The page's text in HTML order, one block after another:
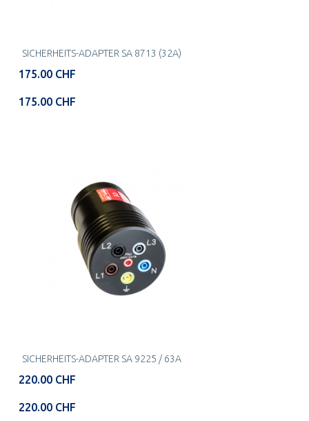
SICHERHEITS-ADAPTER SA 8713 (32A)
175.00 CHF
175.00 CHF
SICHERHEITS-ADAPTER SA 9225 / 63A
220.00 CHF
220.00 CHF